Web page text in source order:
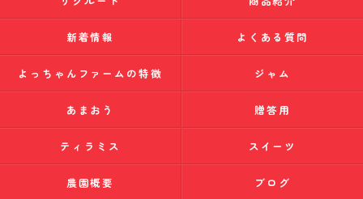
新着情報 よくある質問
よっちゃんファームの特徴 ジャム
あまおう 贈答用
ティラミス スイーツ
農園概要 ブログ